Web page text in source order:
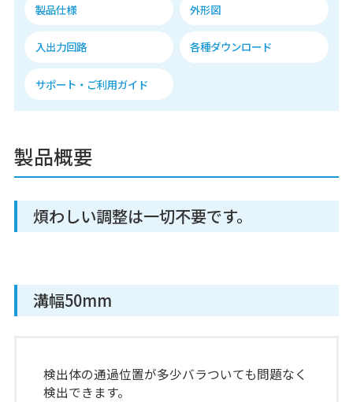
製品仕様 外形図
入出力回路 各種ダウンロード
サポート・ご利用ガイド
製品概要
煩わしい調整は一切不要です。
溝幅50mm
検出体の通過位置が多少バラついても問題なく
検出できます。